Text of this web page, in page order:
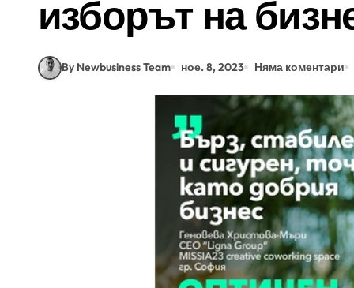
изборът на
By Newbusiness Team ное. 8, 2023 Няма коментари